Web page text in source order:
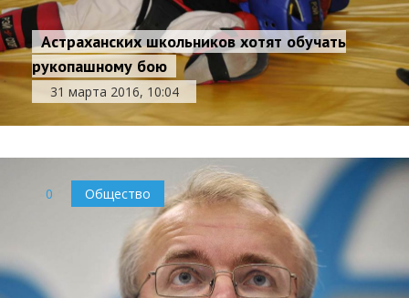
Астраханских школьников хотят обучать
рукопашному бою
31 марта 2016, 10:04
0 Общество